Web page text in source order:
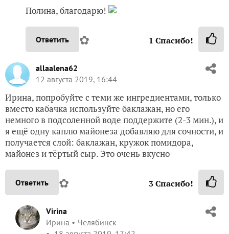
Полина, благодарю!
Ответить ✿ 1 Спасибо!
allaalena62
12 августа 2019, 16:44
Ирина, попробуйте с теми же ингредиентами, только
вместо кабачка используйте баклажан, но его
немного в подсоленной воде поддержите (2-3 мин.), и
я ещё одну каплю майонеза добавляю для сочности, и
получается слой: баклажан, кружок помидора,
майонез и тёртый сыр. Это очень вкусно
Ответить ✿ 3Спасибо!
Virina
Ирина
Челябинск